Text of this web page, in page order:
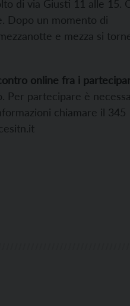
di via Giusti 11 alle 15.
Dopo un momento di
e mezza si
online fra i
Per partecipare è
chiamare il 345